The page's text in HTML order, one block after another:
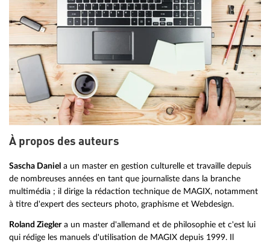
À propos des auteurs
Sascha Daniel a un master en gestion culturelle et travaille depuis
de nombreuses années en tant que journaliste dans la branche
multimédia ; il dirige la rédaction technique de MAGIX, notamment
à titre d'expert des secteurs photo, graphisme et Webdesign.
Roland Zieglera un master d'allemand et de philosophie et c'est lui
qui rédige les manuels d'utilisation de MAGIX depuis 1999. Il